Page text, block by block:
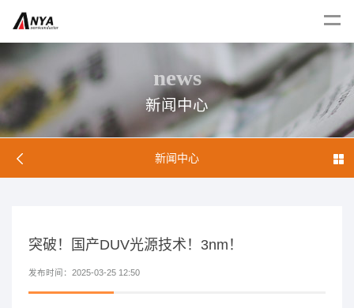
news
新闻中心
新闻中心
突破！国产DUV光源技术！3nm！
发布时间：2025-03-25 12:50